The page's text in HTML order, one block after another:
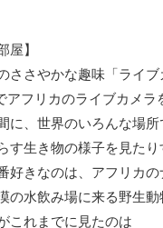
屋】
ささやかな趣味「ライブ
アフリカのライブカメ
に、世界のいろんな場所
す生き物の様子を見たり
好きなのは、アフリカ
の水飲み場に来る野生
これまでに見たのは